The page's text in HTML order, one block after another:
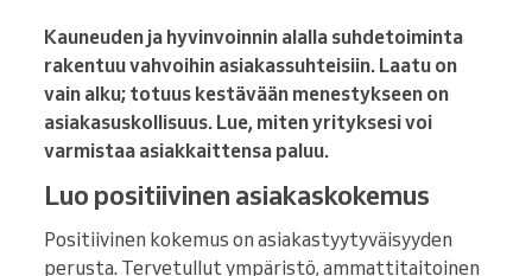
Kauneuden ja hyvinvoinnin alalla suhdetoiminta
rakentuu vahvoihin asiakassuhteisiin. Laatu on
vain alku; totuus kestävään menestykseen on
asiakasuskollisuus. Lue, miten yrityksesi voi
varmistaa asiakkaittensa paluu.
Luo positiivinen asiakaskokemus
Positiivinen kokemus on asiakastyytyväisyyden
perusta. Tervetullut ympäristö, ammattitaitoinen